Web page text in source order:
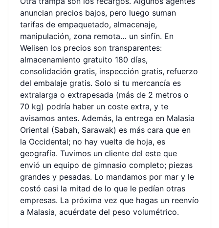
anuncian precios bajos, pero luego suman
tarifas de empaquetado, almacenaje,
manipulación, zona remota… un sinfín. En
Welisen los precios son transparentes:
almacenamiento gratuito 180 días,
consolidación gratis, inspección gratis, refuerzo
del embalaje gratis. Solo si tu mercancía es
extralarga o extrapesada (más de 2 metros o
70 kg) podría haber un coste extra, y te
avisamos antes. Además, la entrega en Malasia
Oriental (Sabah, Sarawak) es más cara que en
la Occidental; no hay vuelta de hoja, es
geografía. Tuvimos un cliente del este que
envió un equipo de gimnasio completo; piezas
grandes y pesadas. Lo mandamos por mar y le
costó casi la mitad de lo que le pedían otras
empresas. La próxima vez que hagas un reenvío
a Malasia, acuérdate del peso volumétrico.